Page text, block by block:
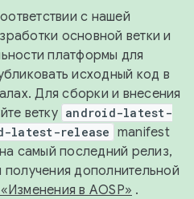
с нашей
основной ветки и
платформы для
исходный код в
Для сборки и внесения
ветку android-latest-
latest-release manifest
самый последний релиз,
дополнительной
в AOSP» .